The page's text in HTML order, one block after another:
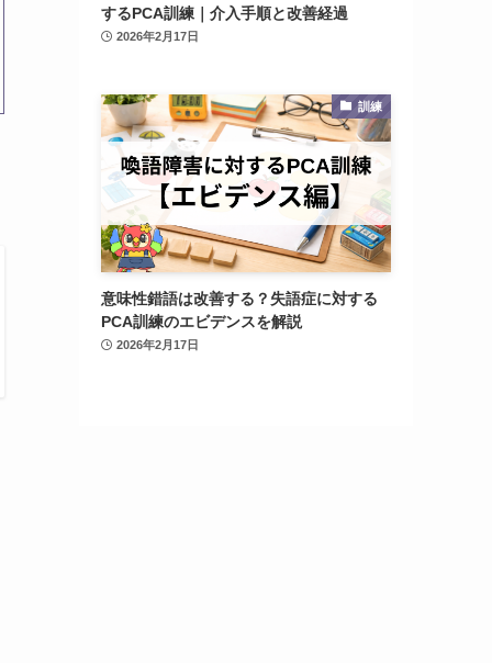
するPCA訓練｜介入手順と改善経過
2026年2月17日
訓練
意味性錯語は改善する？失語症に対する
PCA訓練のエビデンスを解説
2026年2月17日